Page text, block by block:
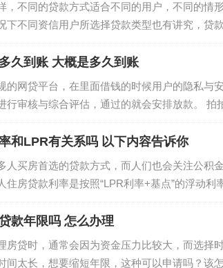
，不同的贷款方式适合不同的用户，不同的情
下不同资信用户所选择贷款类型也有讲究，贷
。 贷款方式有哪几种类型？ 【1】信…
久到账 大概是多久到账
的网贷平台，在里面借钱的时候用户的隐私与
行审核与综合评估，通过的就会安排放款。 拍
1—2个工作日到账，资金是直接到…
和LPR有关系吗 以下内容告诉你
人买房首选的贷款方式，而人们也会关注公积
住房贷款利率是按照“LPR利率+基点”的浮动利
金贷款利率和这个LPR有关系吗？…
款年限吗 怎么办理
房贷时，通常会因为资金压力比较大，而选择
间太长，想要缩短年限，这种可以申请吗？该